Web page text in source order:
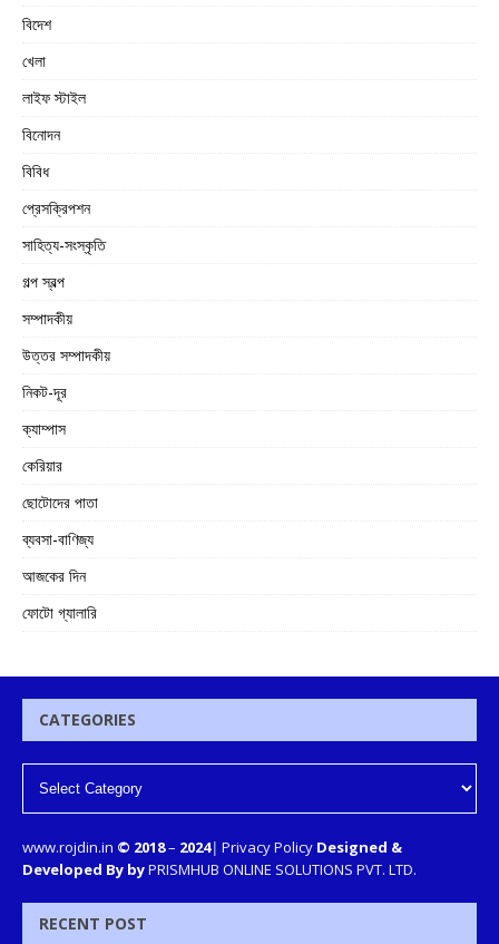
বিদেশ
খেলা
লাইফ স্টাইল
বিনোদন
বিবিধ
প্রেসক্রিপশন
সাহিত্য-সংস্কৃতি
গল্প স্বল্প
সম্পাদকীয়
উত্তর সম্পাদকীয়
নিকট-দূর
ক্যাম্পাস
কেরিয়ার
ছোটোদের পাতা
ব্যবসা-বাণিজ্য
আজকের দিন
ফোটো গ্যালারি
CATEGORIES
www.rojdin.in © 2018– 2024| Privacy Policy Designed &
Developed By byPRISMHUB ONLINE SOLUTIONS PVT. LTD.
RECENT POST